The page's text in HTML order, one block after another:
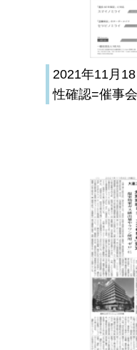
2021年11月
性確認=催事